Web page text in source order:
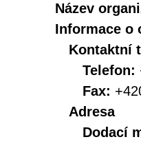
Název
Informace o
Kontaktní
Telefon:
Fax:
Adresa
Dodací